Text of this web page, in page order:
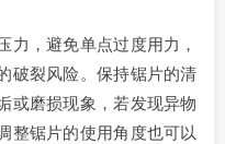
力，避免单点过度用力，
破裂风险。保持锯片的清
或磨损现象，若发现异物
整锯片的使用角度也可以